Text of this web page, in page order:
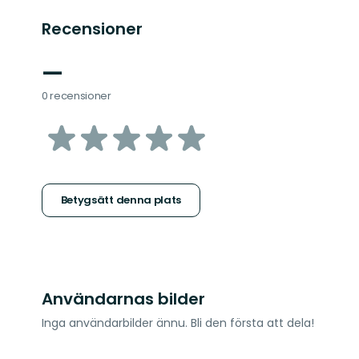
Recensioner
—
0 recensioner
av
stjärnor
Betygsätt denna plats
Användarnas bilder
Inga användarbilder ännu. Bli den första att dela!